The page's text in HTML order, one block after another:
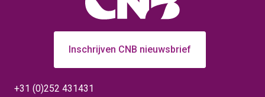
Inschrijven CNB nieuwsbrief
+31 (0)252 431431